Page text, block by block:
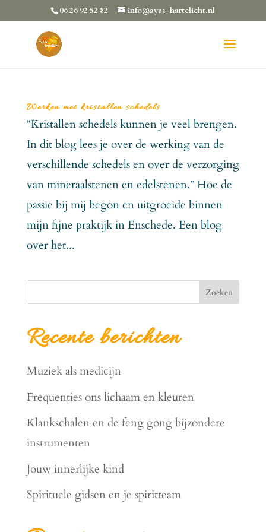
06 26 92 52 82 info@ayus-hartelicht.nl
Werken met kristallen schedels
“Kristallen schedels kunnen je veel brengen.
In dit blog lees je over de werking van de
verschillende schedels en over de verzorging
van mineraalstenen en edelstenen.” Hoe de
passie bij mij begon en uitgroeide binnen
mijn fijne praktijk in Enschede. Een blog
over het...
Zoeken
Recente berichten
Muziek als medicijn
Frequenties ons lichaam en kleuren
Klankschalen en de feng gong bijzondere
instrumenten
Jouw innerlijke kind
Spirituele gidsen en je spiritteam